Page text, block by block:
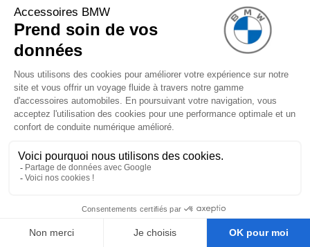
Lubrifiants BMW
Nettoyant intérieur BMW
Nettoyant extérieur BMW
Pièces détachées BMW
Alimentation Carburant BMW
Boitier papillon BMW
Faisceau de câble pour réservoir avec pompe
d'aspiration BMW
Pompe à carburant BMW
Pompe diesel BMW
Bobines d'allumage BMW